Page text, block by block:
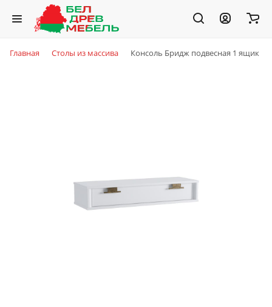
Главная Столы из массива Консоль Бридж подвесная 1 ящик